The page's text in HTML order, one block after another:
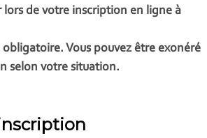
de votre inscription en ligne à
obligatoire. Vous pouvez être exonéré
selon votre situation.